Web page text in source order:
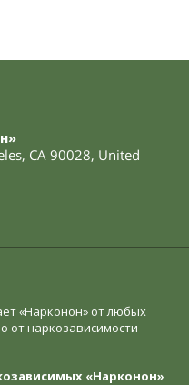
, CA 90028, United
«Нарконон» от любых
от наркозависимости
«Нарконон»